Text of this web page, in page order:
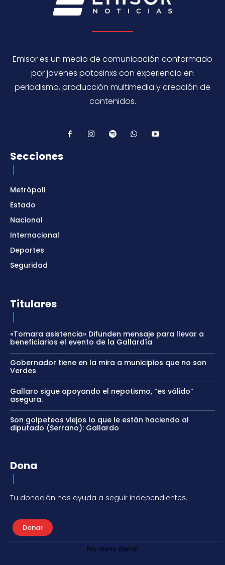
Emisor es un medio de comunicación conformado
por jovenes potosinxs con experiencia en
periodismo, producción multimedia y creación de
contenidos.
Secciones
Metrópoli
Estado
Nacional
Internacional
Deportes
Seguridad
Titulares
«Tomara asistencia» Difunden mensaje para llevar a
beneficiarios el evento de la Gallardía
Gobernador tiene en la mira a municipios que no son
Verdes
Gallaro sigue apoyando el nepotismo, “es válido”
asegura.
Son golpeteos viejos lo que le están haciendo al
diputado (Serrano): Gallardo
Dona
Tu donación nos ayuda a seguir independientes.
Donar
No menu items!